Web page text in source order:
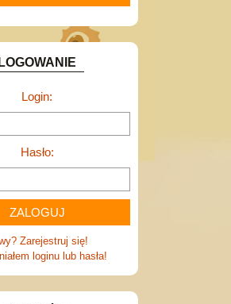
LOGOWANIE
Login:
Hasło:
Zarejestruj się!
loginu lub hasła!